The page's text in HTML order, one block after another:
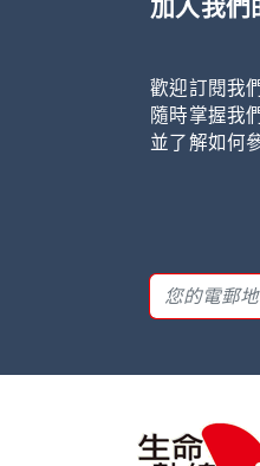
加入我們
歡迎訂閱我
隨時掌握我
並了解如何